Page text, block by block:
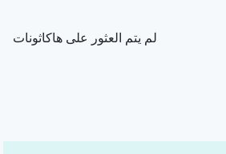
لم يتم العثور على هاكاثونات